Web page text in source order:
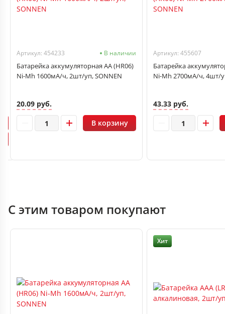
Артикул: 454233 В наличии
Батарейка аккумуляторная AA (HR06)
Ni-Mh 1600мА/ч, 2шт/уп, SONNEN
20.09 руб.
В корзину
Артикул: 455607
Батарейка
Ni-Mh 2700мА/ч, 4шт/
43.33 руб.
С этим товаром покупают
Хит